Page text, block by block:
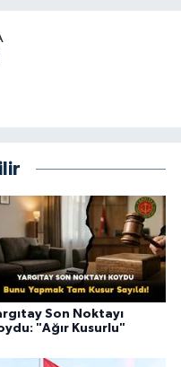
Son Noktayı
"Ağır Kusurlu"